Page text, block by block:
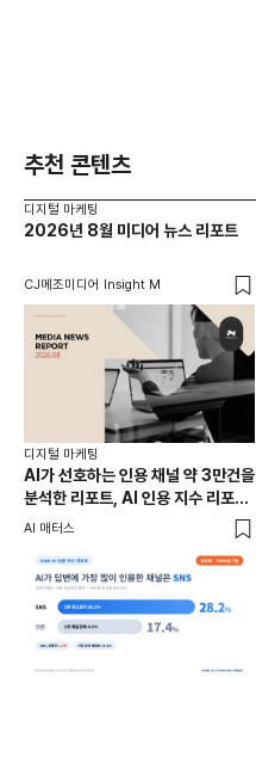
추천 콘텐츠
디지털 마케팅
2026년 8월 미디어 뉴스 리포트
CJ메조미디어 Insight M
디지털 마케팅
AI가 선호하는 인용 채널 약 3만건을
분석한 리포트, AI 인용 지수 리포트
7월호
AI 매터스